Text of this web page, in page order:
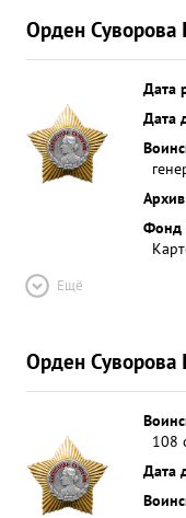
Орден Суворова
Дата
Дата
Архив
Фонд
Ещё
Орден Суворова
108
Дата